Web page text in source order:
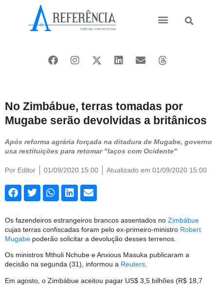
No Zimbábue, terras tomadas por
Mugabe serão devolvidas a britânicos
Após reforma agrária forçada na ditadura de Mugabe, governo
usa restituições para retomar "laços com Ocidente"
Por Editor 01/09/2020 15:00 Atualizado em 01/09/2020 15:00
Os fazendeiros estrangeiros brancos assentados no Zimbábue
cujas terras confiscadas foram pelo ex-primeiro-ministro Robert
Mugabe poderão solicitar a devolução desses terrenos.
Os ministros Mthuli Nchube e Anxious Masuka publicaram a
decisão na segunda (31), informou a Reuters.
Em agosto, o Zimbábue aceitou pagar US$ 3,5 bilhões (R$ 18,7